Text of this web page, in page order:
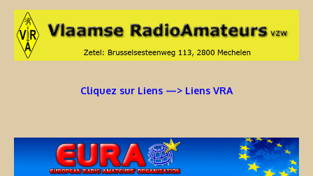
Cliquez sur Liens —> Liens VRA